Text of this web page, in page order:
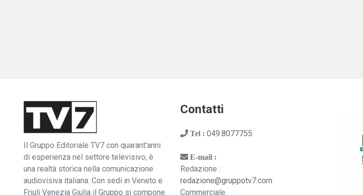
Il Gruppo Editoriale TV7 con quarant'anni
di esperienza nel settore televisivo, è
una realtà storica nella comunicazione
audiovisiva italiana. Con sedi in Veneto e
Friuli Venezia Giulia il Gruppo si compone
Contatti
Tel : 049.8077755
E-mail :
Redazione :
redazione@gruppotv7.com
Commerciale